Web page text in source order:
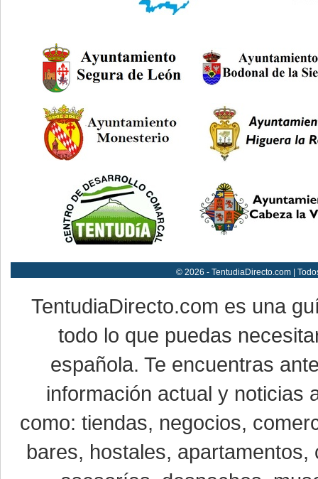
© 2026 - TentudiaDirecto.com |
TentudiaDirecto.com es una
todo lo que puedas
española. Te encuentras
información actual y noticias
como: tiendas, negocios,
bares, hostales,